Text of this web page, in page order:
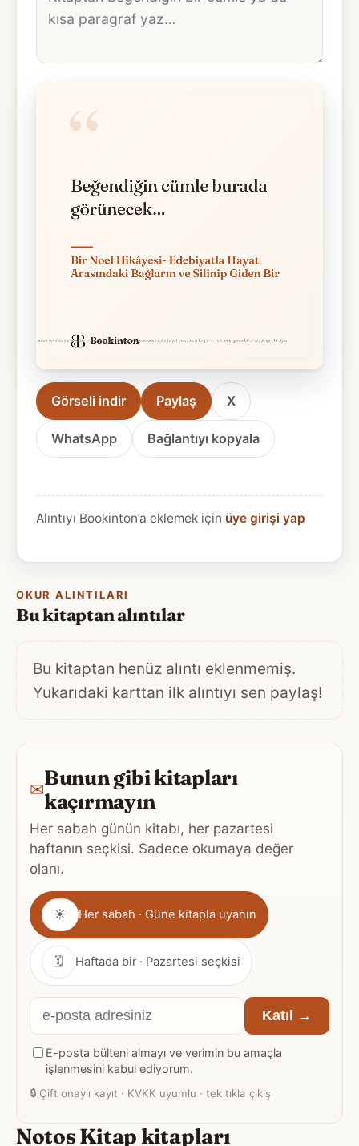
metni
Görseli indir Paylaş X
WhatsApp Bağlantıyı kopyala
Alıntıyı Bookinton’a eklemek için üye girişi yap
OKUR ALINTILARI
Bu kitaptan alıntılar
Bu kitaptan henüz alıntı eklenmemiş.
Yukarıdaki karttan ilk alıntıyı sen paylaş!
✉Bunun gibi kitapları
kaçırmayın
Her sabah günün kitabı, her pazartesi
haftanın seçkisi. Sadece okumaya değer
olanı.
Gönderim
sıklığı
☀ Her sabah · Güne kitapla uyanın
🗓 Haftada bir · Pazartesi seçkisi
E-
posta
adresiniz
Katıl →
E-posta bülteni almayı ve verimin bu amaçla
işlenmesini kabul ediyorum.
🔒 Çift onaylı kayıt · KVKK uyumlu · tek tıkla çıkış
Notos Kitap kitapları